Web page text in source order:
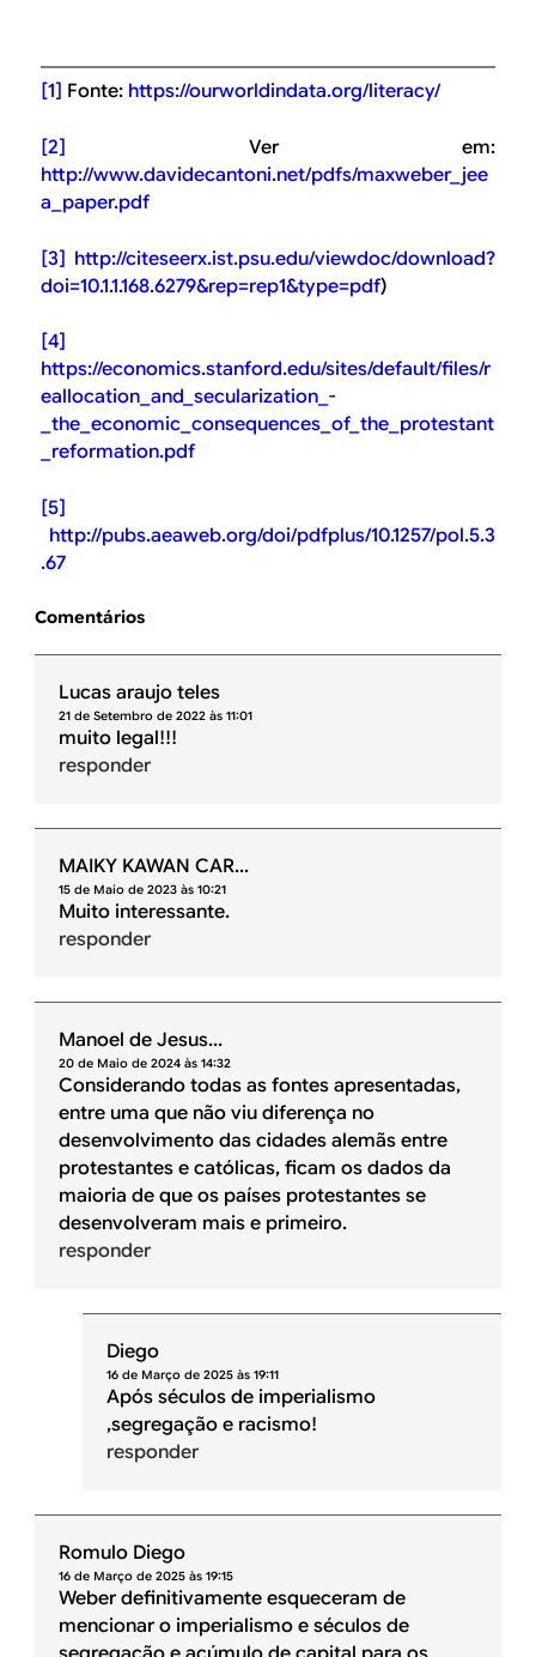
[1] Fonte: https://ourworldindata.org/literacy/
[2] Ver em:
http://www.davidecantoni.net/pdfs/maxweber_jee
a_paper.pdf
[3] http://citeseerx.ist.psu.edu/viewdoc/download?
doi=10.1.1.168.6279&rep=rep1&type=pdf)
[4]
https://economics.stanford.edu/sites/default/files/r
eallocation_and_secularization_-
_the_economic_consequences_of_the_protestant
_reformation.pdf
[5]
http://pubs.aeaweb.org/doi/pdfplus/10.1257/pol.5.3
.67
Comentários
Lucas araujo teles
21 de Setembro de 2022 às 11:01
muito legal!!!
responder
MAIKY KAWAN CAR...
15 de Maio de 2023 às 10:21
Muito interessante.
responder
Manoel de Jesus...
20 de Maio de 2024 às 14:32
Considerando todas as fontes apresentadas,
entre uma que não viu diferença no
desenvolvimento das cidades alemãs entre
protestantes e católicas, ficam os dados da
maioria de que os países protestantes se
desenvolveram mais e primeiro.
responder
Diego
16 de Março de 2025 às 19:11
Após séculos de imperialismo
,segregação e racismo!
responder
Romulo Diego
16 de Março de 2025 às 19:15
Weber definitivamente esqueceram de
mencionar o imperialismo e séculos de